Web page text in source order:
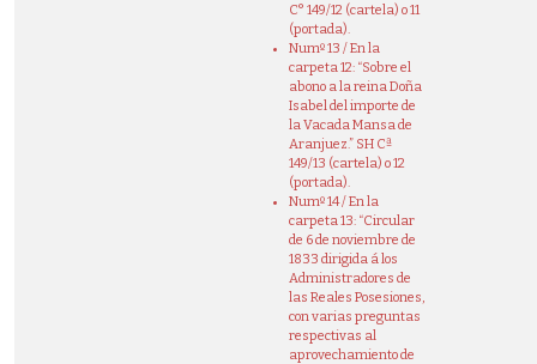
C° 149/12 (cartela) o 11
(portada).
Numº 13 / En la
carpeta 12: “Sobre el
abono a la reina Doña
Isabel del importe de
la Vacada Mansa de
Aranjuez.” SH Cª
149/13 (cartela) o 12
(portada).
Numº 14 / En la
carpeta 13: “Circular
de 6 de noviembre de
1833 dirigida á los
Administradores de
las Reales Posesiones,
con varias preguntas
respectivas al
aprovechamiento de